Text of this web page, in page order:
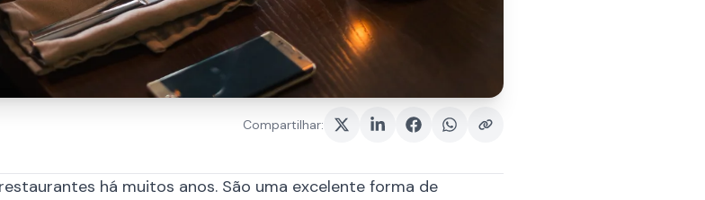
Compartilhar:
há muitos anos. São uma excelente forma de